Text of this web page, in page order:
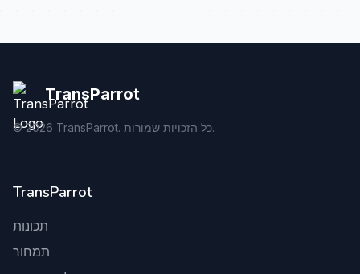
TransParrot
©2026 TransParrot. כל הזכויות שמורות.
TransParrot
תכונות
תמחור